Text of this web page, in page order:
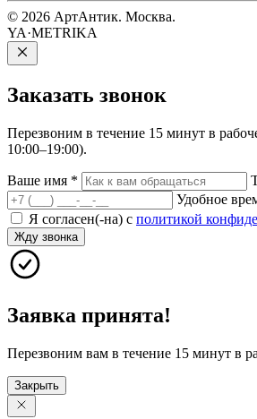
© 2026 АртАнтик. Москва.
YA·METRIKA
Заказать звонок
Перезвоним в течение 15 минут в
10:00–19:00).
Ваше имя *
Удобное
Я согласен(-на) с политикой
Жду звонка
Заявка принята!
Перезвоним вам в течение 15 минут в
Закрыть